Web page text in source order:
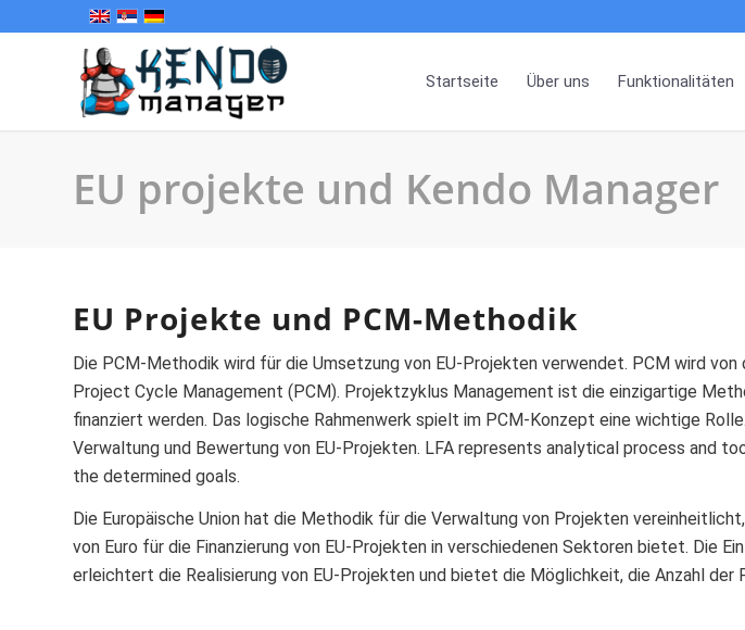
Startseite Über uns Funktionalitäten
EU projekte und Kendo Manager
EU Projekte und PCM-Methodik
Die PCM-Methodik wird für die Umsetzung von EU-Projekten verwendet. PCM wird von
Project Cycle Management (PCM). Projektzyklus Management ist die einzigartige
finanziert werden. Das logische Rahmenwerk spielt im PCM-Konzept eine wichtige
Verwaltung und Bewertung von EU-Projekten. LFA represents analytical process
the determined goals.
Die Europäische Union hat die Methodik für die Verwaltung von Projekten
von Euro für die Finanzierung von EU-Projekten in verschiedenen Sektoren bietet. Die
erleichtert die Realisierung von EU-Projekten und bietet die Möglichkeit, die Anzahl der